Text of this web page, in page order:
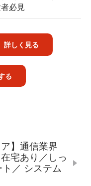
必見
詳しく見る
る
】通信業界
宅あり／しっ
／ システム